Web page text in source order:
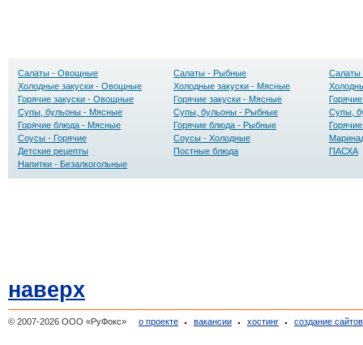
Салаты - Овощные Салаты - Рыбные
Салаты
Холодные закуски - Овощные
Холодные закуски - Мясные
Горячие закуски - Овощные
Горячие закуски - Мясные
Супы, бульоны - Мясные
Супы, бульоны - Рыбные
Супы,
Горячие блюда - Мясные
Горячие блюда - Рыбные
Соусы - Горячие
Соусы - Холодные
Детские рецепты
Постные блюда
ПАСХА
Напитки - Безалкогольные
наверх
© 2007-2026 ООО «РуФокс» о проекте вакансии хостинг создание сайтов